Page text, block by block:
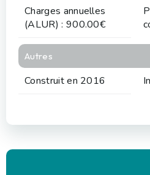
Charges annuelles
(ALUR) : 900.00€
Autres
Construit en 2016